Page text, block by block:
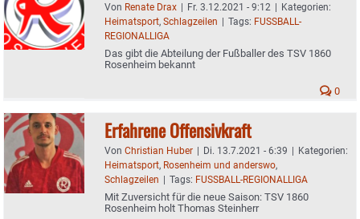
Von Renate Drax | Fr. 3.12.2021 - 9:12 | Kategorien:
Heimatsport, Schlagzeilen | Tags: FUSSBALL-
REGIONALLIGA
Das gibt die Abteilung der Fußballer des TSV 1860
Rosenheim bekannt
0
Erfahrene Offensivkraft
Von Christian Huber | Di. 13.7.2021 - 6:39 | Kategorien:
Heimatsport, Rosenheim und anderswo,
Schlagzeilen | Tags: FUSSBALL-REGIONALLIGA
Mit Zuversicht für die neue Saison: TSV 1860
Rosenheim holt Thomas Steinherr